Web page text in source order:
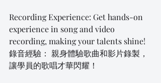
Recording Experience: Get hands-on
experience in song and video
recording, making your talents shine!
錄音經驗： 親身體驗歌曲和影片錄製，
讓學員的歌唱才華閃耀！